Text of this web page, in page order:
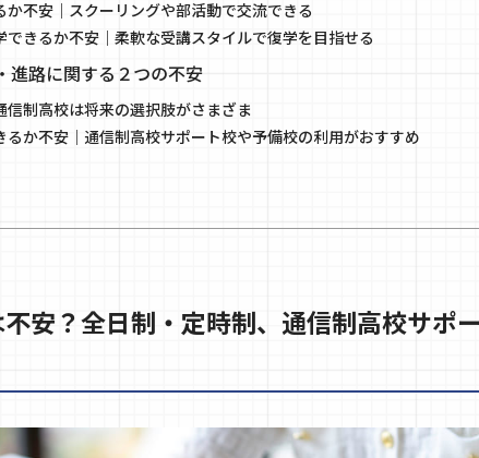
か不安｜スクーリングや部活動で交流できる
できるか不安｜柔軟な受講スタイルで復学を目指せる
進路に関する２つの不安
信制高校は将来の選択肢がさまざま
るか不安｜通信制高校サポート校や予備校の利用がおすすめ
安？全日制・定時制、通信制高校サポ